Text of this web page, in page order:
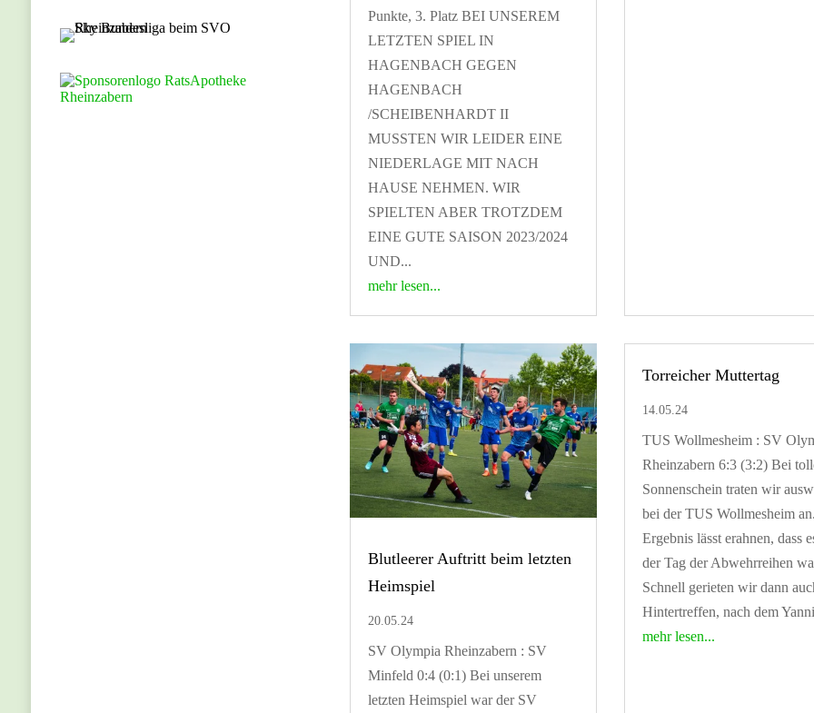
Punkte, 3. Platz BEI UNSEREM
LETZTEN SPIEL IN
HAGENBACH GEGEN
HAGENBACH
/SCHEIBENHARDT II
MUSSTEN WIR LEIDER EINE
NIEDERLAGE MIT NACH
HAUSE NEHMEN. WIR
SPIELTEN ABER TROTZDEM
EINE GUTE SAISON 2023/2024
UND...
mehr lesen...
Blutleerer Auftritt beim letzten
Heimspiel
20.05.24
SV Olympia Rheinzabern : SV
Minfeld 0:4 (0:1) Bei unserem
letzten Heimspiel war der SV
Torreicher Muttertag
14.05.24
TUS Wollmesheim : SV
Rheinzabern 6:3 (3:2) Bei
Sonnenschein traten wir
bei der TUS Wollmesheim
Ergebnis lässt erahnen, dass
der Tag der Abwehrreihen
Schnell gerieten wir dann
Hintertreffen, nach dem
mehr lesen...